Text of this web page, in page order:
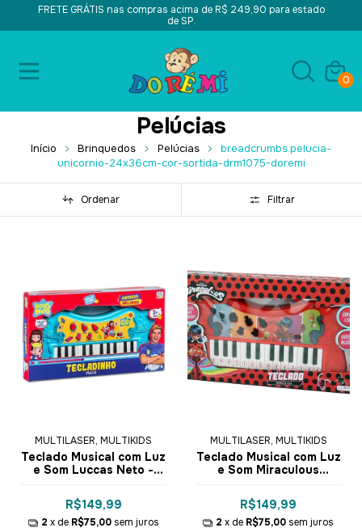
FRETE GRÁTIS nas compras acima de R$ 249,90 para estado
de SP.
0
Pelúcias
Início Brinquedos Pelúcias
breadcrumbs.pelucia-
unicornio-24x36cm-cor-sortida-drm1075-doremi
Ordenar Filtrar
MULTILASER, MULTIKIDS
Teclado Musical com Luz
e Som Luccas Neto -
R$149,99
2 x de R$75,00 sem juros
MULTILASER, MULTIKIDS
Teclado Musical com Luz
e Som Miraculous
Multikids
R$149,99
2 x de R$75,00 sem juros